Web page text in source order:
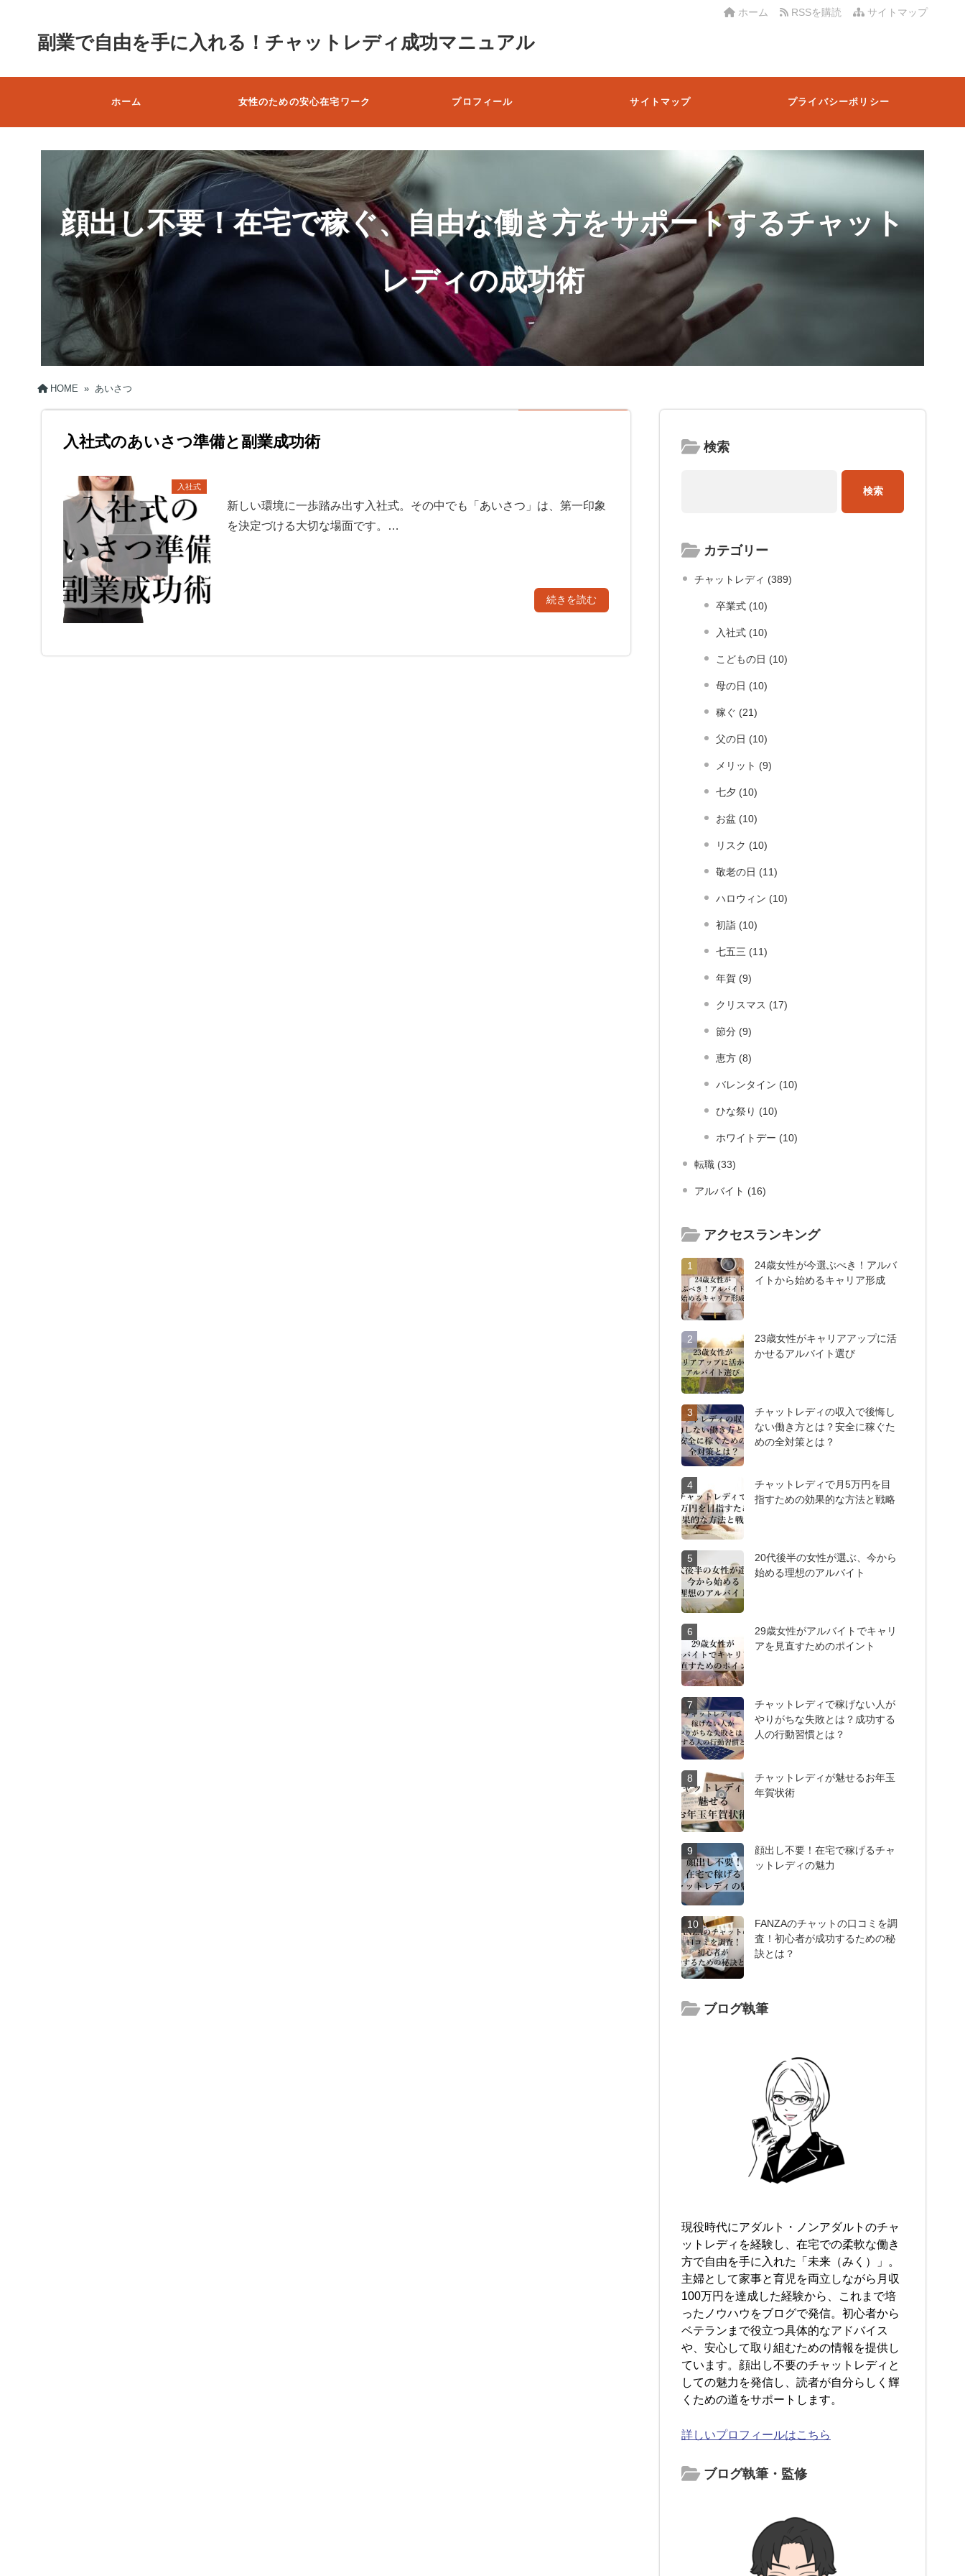
サイトマップ
RSSを購読
ホーム
副業で自由を手に入れる！チャットレディ成功マニュアル
ホーム 女性のための安心在宅ワーク プロフィール サイトマップ プライバシーポリシー
顔出し不要！在宅で稼ぐ、自由な働き方をサポートするチャット
レディの成功術
HOME » あいさつ
入社式のあいさつ準備と副業成功術
入社式
新しい環境に一歩踏み出す入社式。その中でも「あいさつ」は、第一印象
を決定づける大切な場面です。…
続きを読む
検索
カテゴリー
チャットレディ (389)
卒業式 (10)
入社式 (10)
こどもの日 (10)
母の日 (10)
稼ぐ (21)
父の日 (10)
メリット (9)
七夕 (10)
お盆 (10)
リスク (10)
敬老の日 (11)
ハロウィン (10)
初詣 (10)
七五三 (11)
年賀 (9)
クリスマス (17)
節分 (9)
恵方 (8)
バレンタイン (10)
ひな祭り (10)
ホワイトデー (10)
転職 (33)
アルバイト (16)
アクセスランキング
1
24歳女性が今選ぶべき！アルバ
イトから始めるキャリア形成
2
23歳女性がキャリアアップに活
かせるアルバイト選び
3
チャットレディの収入で後悔し
ない働き方とは？安全に稼ぐた
めの全対策とは？
4
チャットレディで月5万円を目
指すための効果的な方法と戦略
5
20代後半の女性が選ぶ、今から
始める理想のアルバイト
6
29歳女性がアルバイトでキャリ
アを見直すためのポイント
7
チャットレディで稼げない人が
やりがちな失敗とは？成功する
人の行動習慣とは？
8
チャットレディが魅せるお年玉
年賀状術
9
顔出し不要！在宅で稼げるチャ
ットレディの魅力
10
FANZAのチャットの口コミを調
査！初心者が成功するための秘
訣とは？
ブログ執筆
現役時代にアダルト・ノンアダルトのチャ
ットレディを経験し、在宅での柔軟な働き
方で自由を手に入れた「未来（みく）」。
主婦として家事と育児を両立しながら月収
100万円を達成した経験から、これまで培
ったノウハウをブログで発信。初心者から
ベテランまで役立つ具体的なアドバイス
や、安心して取り組むための情報を提供し
ています。顔出し不要のチャットレディと
しての魅力を発信し、読者が自分らしく輝
くための道をサポートします。
詳しいプロフィールはこちら
ブログ執筆・監修